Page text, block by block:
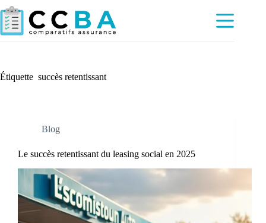
Passer
au
contenu
Étiquette succès retentissant
Blog
Le succès retentissant du leasing social en 2025